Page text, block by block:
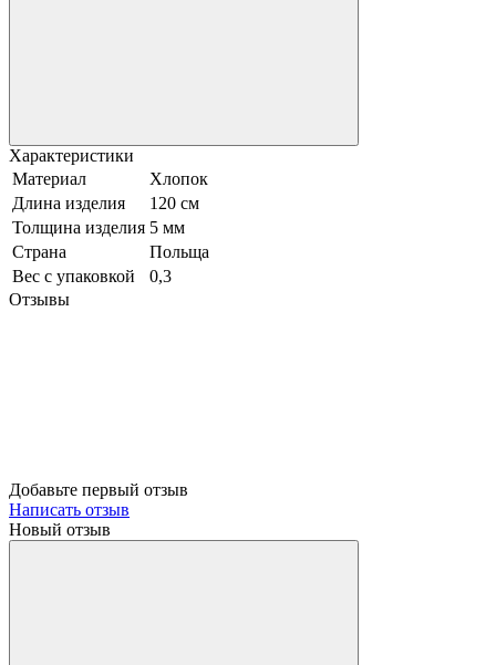
Характеристики
Материал
Хлопок
Длина изделия
120 см
Толщина изделия 5 мм
Страна
Польща
Вес с упаковкой
0,3
Отзывы
Добавьте первый отзыв
Написать отзыв
Новый отзыв